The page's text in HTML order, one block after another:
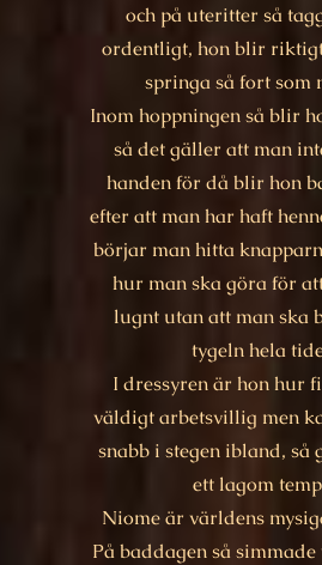
och på uteritter så
ordentligt, hon blir
springa så fort som
Inom hoppningen så blir
så det gäller att man
handen för då blir hon
efter att man har haft
börjar man hitta
hur man ska göra för
lugnt utan att man ska
tygeln hela
I dressyren är hon hur
väldigt arbetsvillig men
snabb i stegen ibland, så
ett lagom
Niome är världens
På baddagen så